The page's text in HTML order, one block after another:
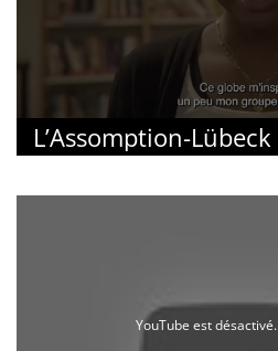
YouTube est désactivé.